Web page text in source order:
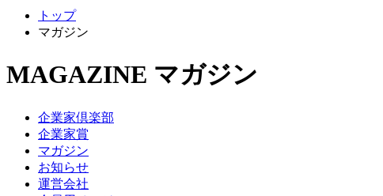
トップ
マガジン
MAGAZINE マガジン
企業家倶楽部
企業家賞
マガジン
お知らせ
運営会社